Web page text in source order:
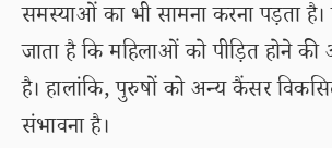
समस्याओं का भी सामना करना पड़ता
जाता है कि महिलाओं को पीड़ित होने
है। हालांकि, पुरुषों को अन्य कैंसर
संभावना है।